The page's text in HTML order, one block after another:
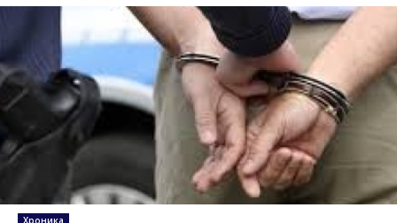
Хроника